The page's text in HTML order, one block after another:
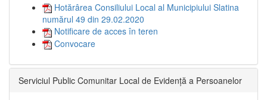
Hotărârea Consiliului Local al Municipiului Slatina
numărul 49 din 29.02.2020
Notificare de acces în teren
Convocare
Serviciul Public Comunitar Local de Evidență a Persoanelor